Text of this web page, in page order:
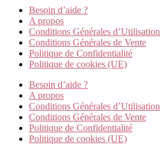
Besoin d’aide ?
A propos
Conditions Générales d’Utilisation
Conditions Générales de Vente
Politique de Confidentialité
Politique de cookies (UE)
Besoin d’aide ?
A propos
Conditions Générales d’Utilisation
Conditions Générales de Vente
Politique de Confidentialité
Politique de cookies (UE)